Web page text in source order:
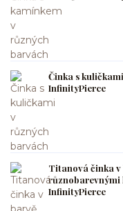
Činka s
InfinityPierce
Titanová činka v
různobarevnými
InfinityPierce